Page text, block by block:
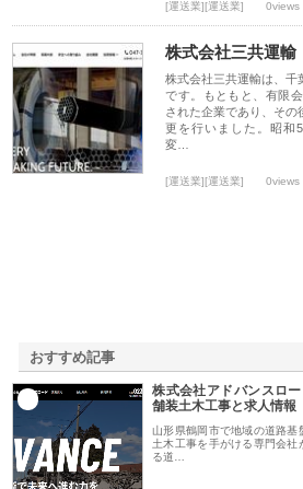
[運送業][運送業] 0views
株式会社三共運輸
株式会社三共運輸は、千
です。もともと、有限
された企業であり、その
更を行いました。昭和
変…
[運送業][運送業] 0views
おすすめ記事
株式会社アドバンスロ
舗装土木工事と求人情報
山形県鶴岡市で地域の道路
土木工事を手がける専門会社
る道…